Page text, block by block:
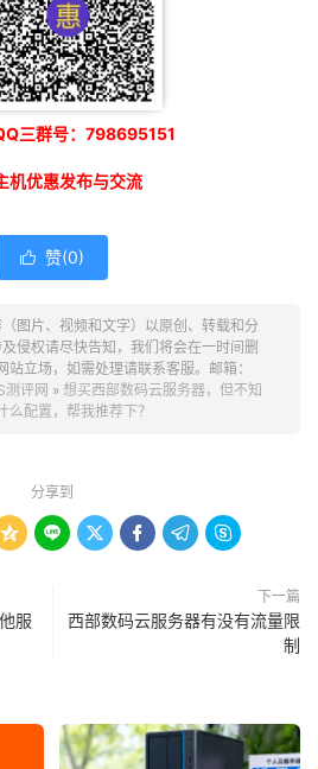
三群号：798695151
机优惠发布与交流
 赞(0)
图片、视频和文字）以原创、转载和分
侵权请尽快告知，我们将会在一时间删
站立场，如需处理请联系客服。邮箱：
测评网 » 想买西部数码云服务器，但不知
么配置，帮我推荐下？
分享到
     
服
下一篇
西部数码云服务器有没有流量限
制